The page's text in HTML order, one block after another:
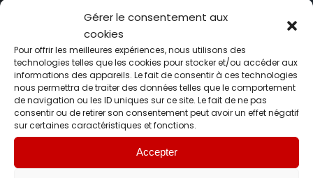
Gérer le consentement aux
cookies
Pour offrir les meilleures expériences, nous utilisons des
technologies telles que les cookies pour stocker et/ou accéder aux
informations des appareils. Le fait de consentir à ces technologies
nous permettra de traiter des données telles que le comportement
de navigation ou les ID uniques sur ce site. Le fait de ne pas
consentir ou de retirer son consentement peut avoir un effet négatif
sur certaines caractéristiques et fonctions.
Accepter